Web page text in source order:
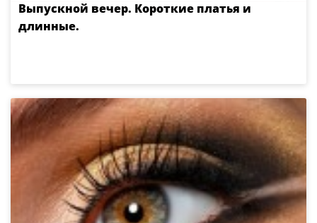
Выпускной вечер. Короткие платья и
длинные.